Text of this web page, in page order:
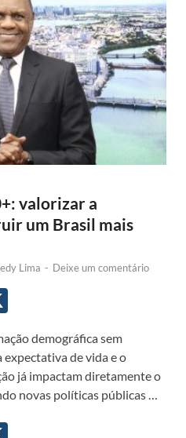
valorizar a
um Brasil mais
Lima - Deixe um comentário
demográfica sem
de vida e o
já impactam diretamente o
novas políticas públicas …